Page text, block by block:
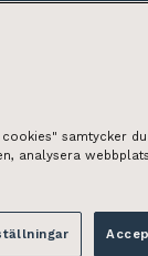
samtycker
analysera